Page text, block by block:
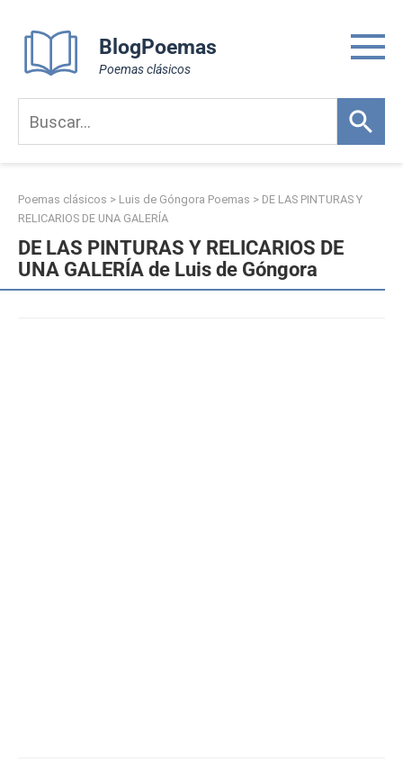
content
BlogPoemas
Poemas clásicos
Poemas clásicos > Luis de Góngora Poemas > DE LAS PINTURAS Y
RELICARIOS DE UNA GALERÍA
DE LAS PINTURAS Y RELICARIOS DE
UNA GALERÍA de Luis de Góngora